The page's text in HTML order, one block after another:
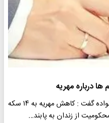
درباره مهریه
معاون رئیس جمهور در امور زنان و خانواده گفت : کاهش مهریه به ۱۴ سکه
از زندان به پابند…